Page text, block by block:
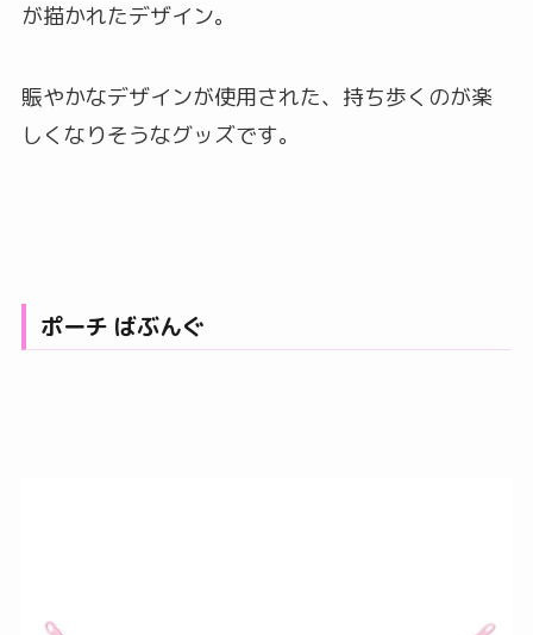
が描かれたデザイン。
賑やかなデザインが使用された、持ち歩くのが楽
しくなりそうなグッズです。
ポーチ ばぶんぐ